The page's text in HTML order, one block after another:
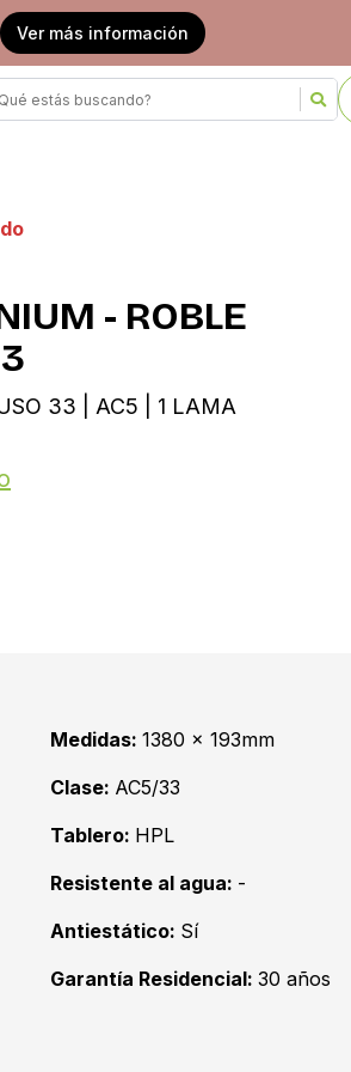
Ver más información
- ROBLE
33 | AC5 | 1 LAMA
Medidas: 1380 x 193mm
Clase: AC5/33
Tablero: HPL
Resistente al agua: -
Antiestático: Sí
Garantía Residencial: 30 años